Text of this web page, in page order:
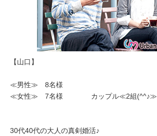
【山口】
≪男性≫ 8名様
≪女性≫ 7名様 カップル≪2組(^^♪≫
30代40代の大人の真剣婚活♪